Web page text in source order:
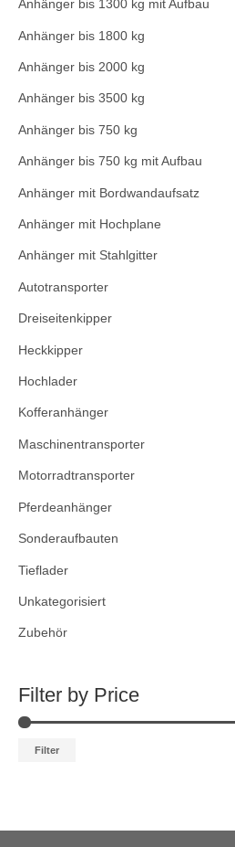
Anhänger bis 1300 kg mit Aufbau
Anhänger bis 1800 kg
Anhänger bis 2000 kg
Anhänger bis 3500 kg
Anhänger bis 750 kg
Anhänger bis 750 kg mit Aufbau
Anhänger mit Bordwandaufsatz
Anhänger mit Hochplane
Anhänger mit Stahlgitter
Autotransporter
Dreiseitenkipper
Heckkipper
Hochlader
Kofferanhänger
Maschinentransporter
Motorradtransporter
Pferdeanhänger
Sonderaufbauten
Tieflader
Unkategorisiert
Zubehör
Filter by Price
Filter